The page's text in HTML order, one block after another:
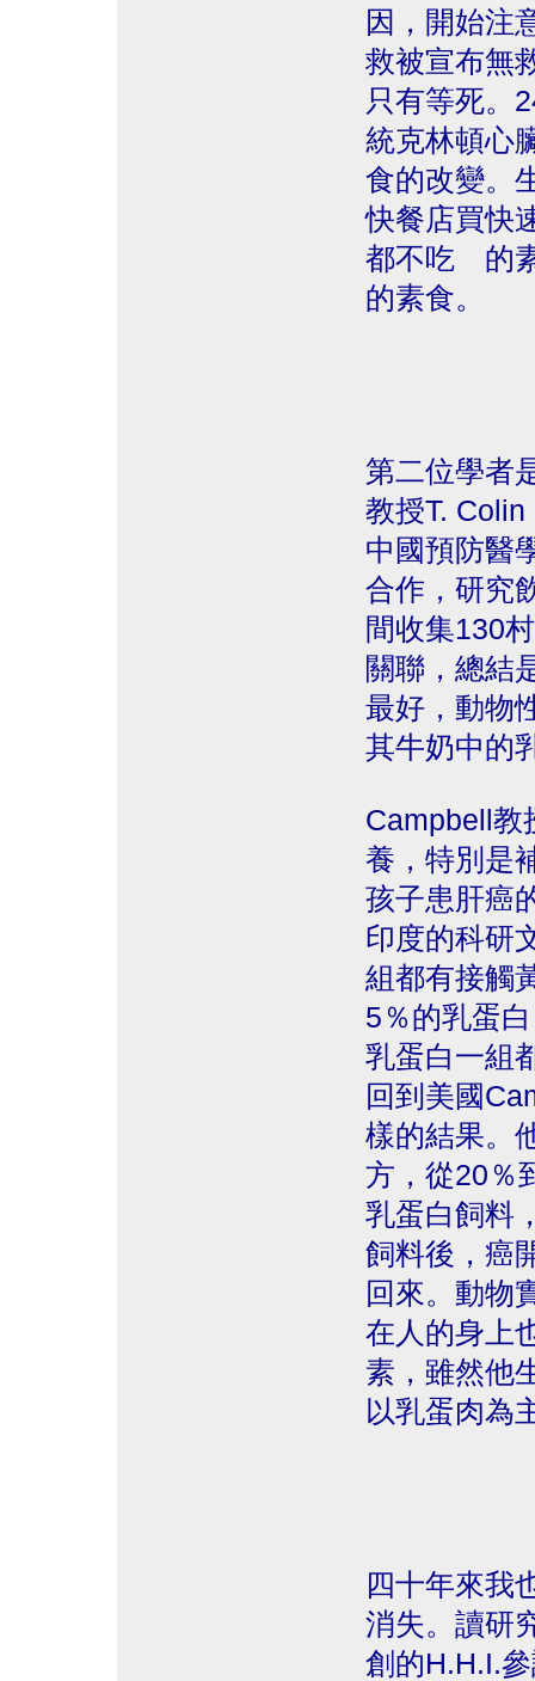
因，開始注
救被宣布無
只有等死。
統克林頓心
食的改變。
快餐店買快
都不吃 的
的素食。
第二位學者
教授T.
中國預防醫
合作，研究
間收集130
關聯，總結
最好，動物
其牛奶中的
Campbell教
養，特別是
孩子患肝癌
印度的科研
組都有接觸
5％的乳蛋
乳蛋白一組
回到美國
樣的結果。
方，從20％
乳蛋白飼料
飼料後，癌
回來。動物
在人的身上
素，雖然他
以乳蛋肉為
四十年來我
消失。讀研
創的H.H.I.